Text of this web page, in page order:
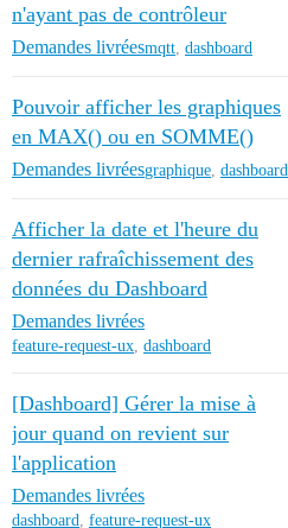
n'ayant pas de contrôleur
Demandes livréesmqtt dashboard
Pouvoir afficher les graphiques
en MAX() ou en SOMME()
Demandes livréesgraphique dashboard
Afficher la date et l'heure du
dernier rafraîchissement des
données du Dashboard
Demandes livrées
feature-request-ux, dashboard
[Dashboard] Gérer la mise à
jour quand on revient sur
l'application
Demandes livrées
dashboard, feature-request-ux